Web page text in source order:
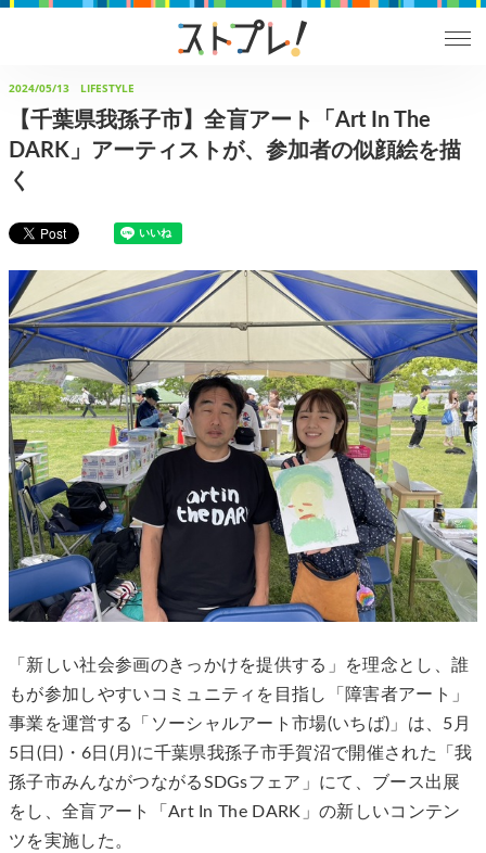
2024/05/13 LIFESTYLE
【千葉県我孫子市】全盲アート「Art In The
DARK」アーティストが、参加者の似顔絵を描
く
「新しい社会参画のきっかけを提供する」を理念とし、誰
もが参加しやすいコミュニティを目指し「障害者アート」
事業を運営する「ソーシャルアート市場(いちば)」は、5月
5日(日)・6日(月)に千葉県我孫子市手賀沼で開催された「我
孫子市みんながつながるSDGsフェア」にて、ブース出展
をし、全盲アート「Art In The DARK」の新しいコンテン
ツを実施した。